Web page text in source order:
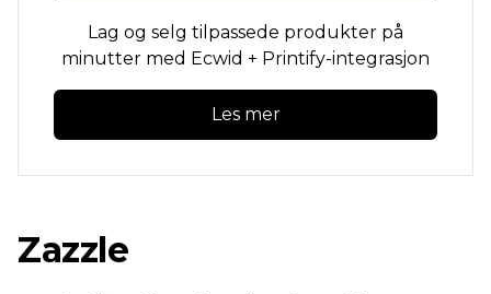
Lag og selg tilpassede produkter på
minutter med Ecwid + Printify-integrasjon
Les mer
Zazzle